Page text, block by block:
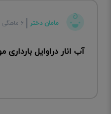
مامان دختر ۶ ماهگی
آب انار دراوایل